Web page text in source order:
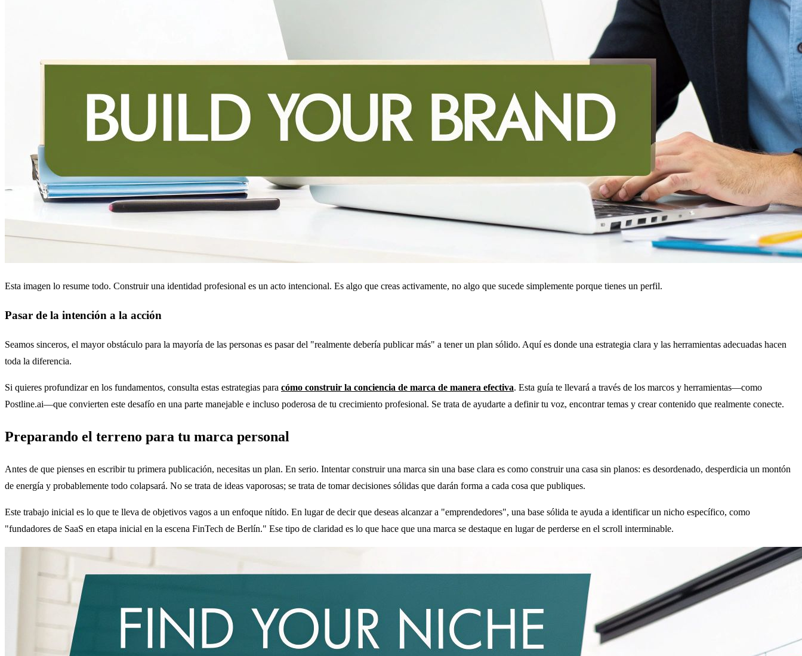
Esta imagen lo resume todo. Construir una identidad profesional es un acto intencional. Es algo que creas activamente, no algo que sucede simplemente porque tienes un perfil.
Pasar de la intención a la acción
Seamos sinceros, el mayor obstáculo para la mayoría de las personas es pasar del "realmente debería publicar más" a tener un plan sólido. Aquí es donde una estrategia clara y las herramientas adecuadas hacen
toda la diferencia.
Si quieres profundizar en los fundamentos, consulta estas estrategias para cómo construir la conciencia de marca de manera efectiva. Esta guía te llevará a través de los marcos y herramientas—como
Postline.ai—que convierten este desafío en una parte manejable e incluso poderosa de tu crecimiento profesional. Se trata de ayudarte a definir tu voz, encontrar temas y crear contenido que realmente conecte.
Preparando el terreno para tu marca personal
Antes de que pienses en escribir tu primera publicación, necesitas un plan. En serio. Intentar construir una marca sin una base clara es como construir una casa sin planos: es desordenado, desperdicia un montón
de energía y probablemente todo colapsará. No se trata de ideas vaporosas; se trata de tomar decisiones sólidas que darán forma a cada cosa que publiques.
Este trabajo inicial es lo que te lleva de objetivos vagos a un enfoque nítido. En lugar de decir que deseas alcanzar a "emprendedores", una base sólida te ayuda a identificar un nicho específico, como
"fundadores de SaaS en etapa inicial en la escena FinTech de Berlín." Ese tipo de claridad es lo que hace que una marca se destaque en lugar de perderse en el scroll interminable.